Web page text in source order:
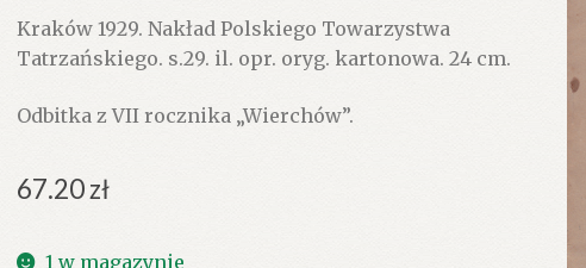
Kraków 1929. Nakład Polskiego Towarzystwa
Tatrzańskiego. s.29. il. opr. oryg. kartonowa. 24 cm.
Odbitka z VII rocznika „Wierchów”.
67.20zł
1 w magazynie